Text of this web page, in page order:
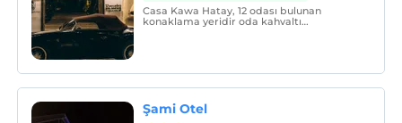
Casa Kawa Hatay, 12 odası bulunan
konaklama yeridir oda kahvaltı
Şami Otel